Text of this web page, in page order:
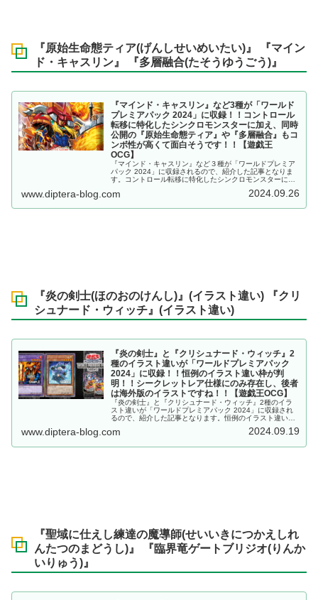
『原始生命態ティア(げんしせいめいたい)』 『マイン
ド・キャスリン』 『多層融合(たそうゆうごう)』
『マインド・キャスリン』など3種が「ワールド
プレミアパック 2024」に収録！！コントロール
転移に特化したシンクロモンスターに加え、同時
公開の『原始生命態ティア』や『多層融合』もコ
ンボ性が高くて面白そうです！！【遊戯王
OCG】
『マインド・キャスリン』など３種が「ワールドプレミア
パック 2024」に収録されるので、紹介した記事となりま
す。コントロール転移に特化したシンクロモンスターに加
ンボ性が高くて面白そうです！！【遊戯王OCG】
www.diptera-blog.com 2024.09.26
『炎の剣士(ほのおのけんし)』(イラスト違い) 『クリ
シュナード・ウィッチ』(イラスト違い)
『炎の剣士』と『クリシュナード・ウィッチ』2
種のイラスト違いが「ワールドプレミアパック
2024」に収録！！恒例のイラスト違い枠が判
明！！シークレットレア仕様にのみ存在し、後者
は海外版のイラストですね！！【遊戯王OCG】
『炎の剣士』と『クリシュナード・ウィッチ』2種のイラ
スト違いが「ワールドプレミアパック 2024」に収録され
るので、紹介した記事となります。恒例のイラスト違い枠
外版のイラストですね！！【遊戯王OCG】
www.diptera-blog.com 2024.09.19
『聖域に仕えし練達の魔導師(せいいきにつかえしれ
んたつのまどうし)』 『臨界竜ゲートブリジオ(りんか
いりゅう)』